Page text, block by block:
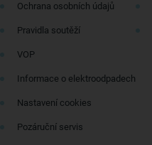
Ochrana osobních údajů
Pravidla soutěží
VOP
Informace o elektroodpadech
Nastavení cookies
Pozáruční servis